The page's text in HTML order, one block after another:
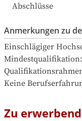
Abschlüsse
Anmerkungen zu
Einschlägiger
Keine
Zu